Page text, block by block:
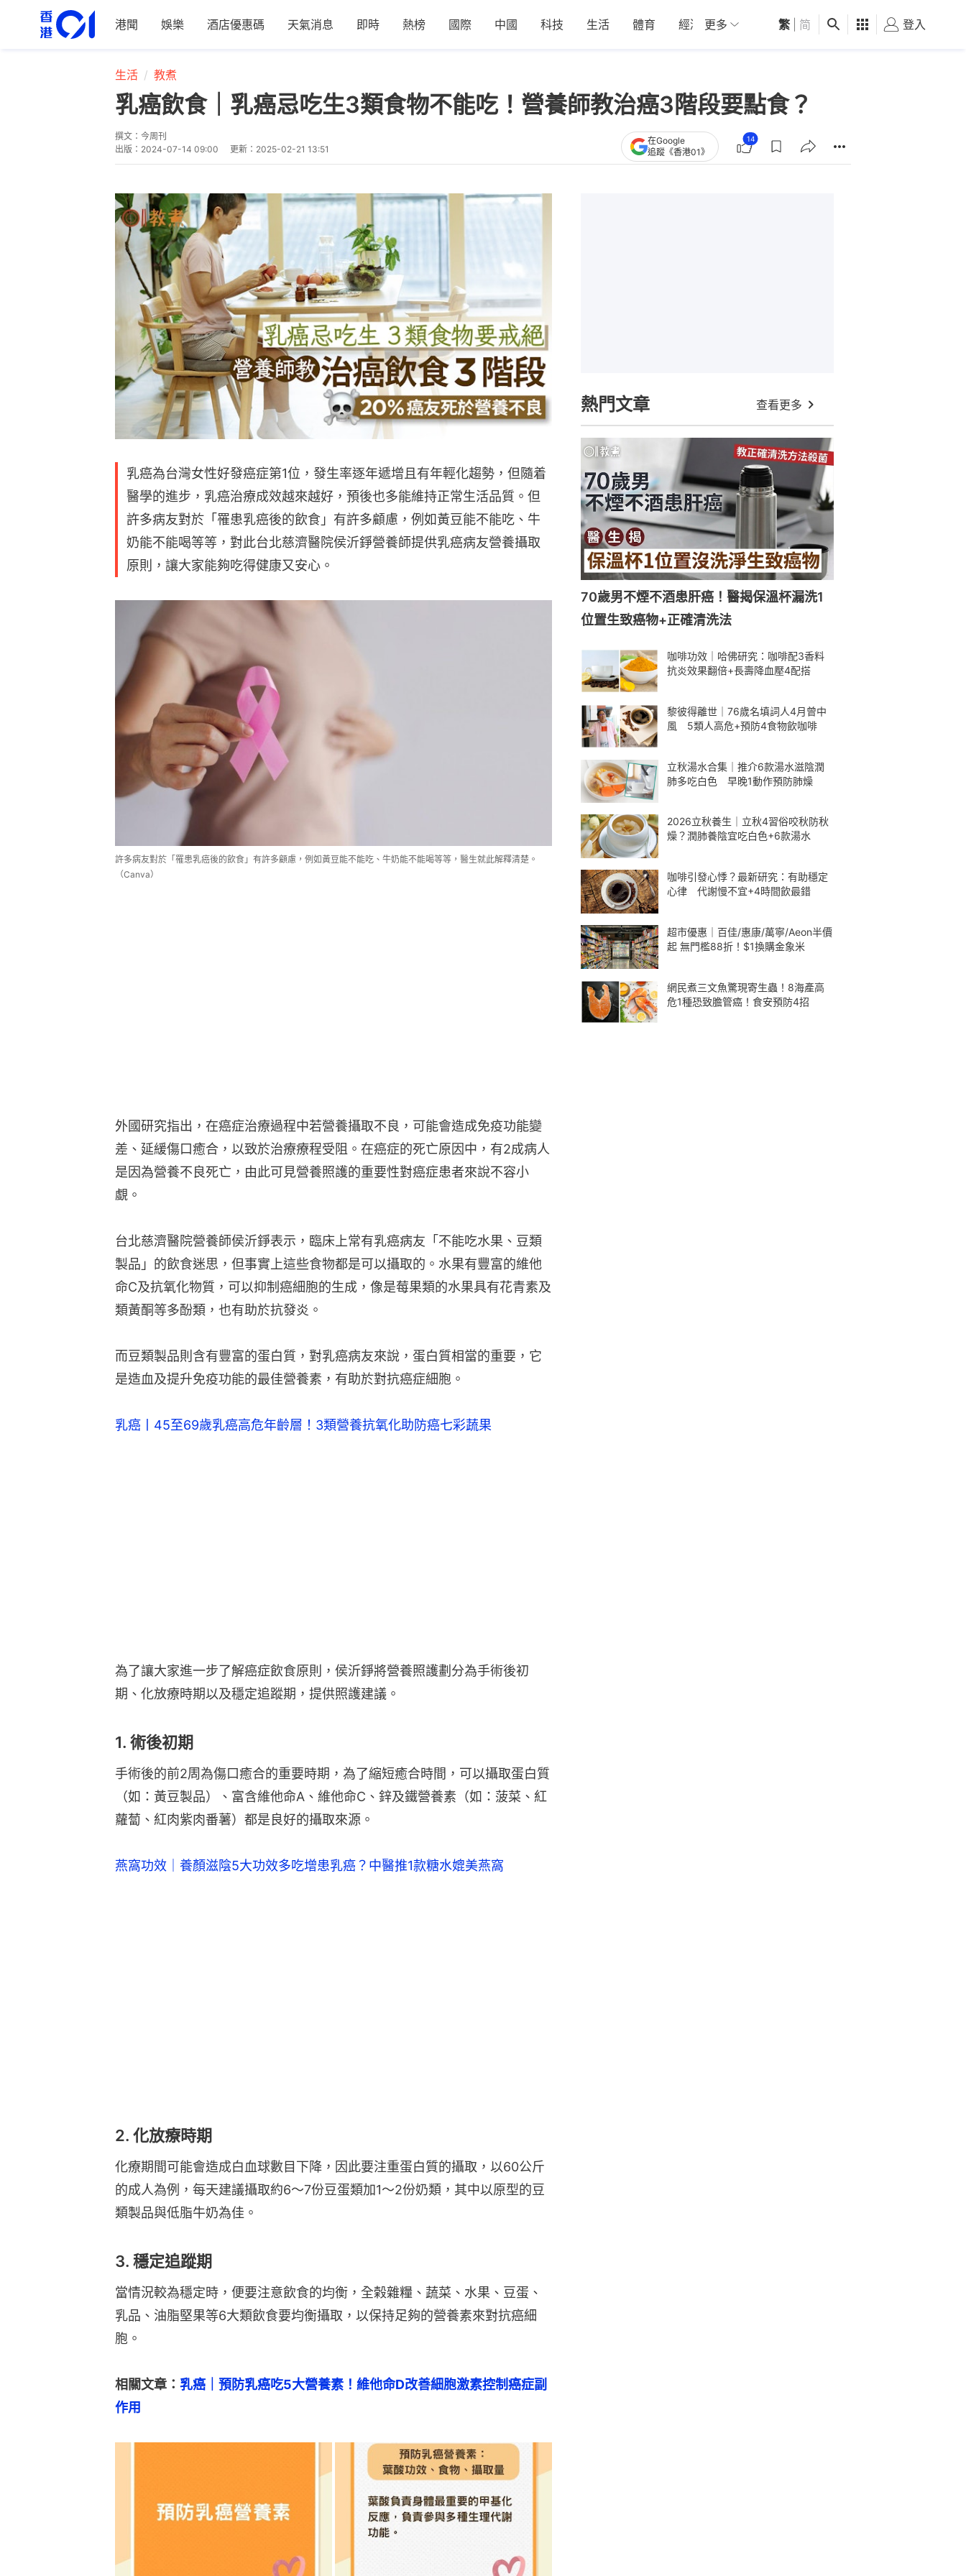
港聞 娛樂 酒店優惠碼 天氣消息 即時 熱榜 國際 中國 科技 生活 體育 經濟 01深圳 觀點 健康 好食玩飛
更多 繁 简 登入
生活 教煮
乳癌飲食｜乳癌忌吃生3類食物不能吃！營養師教治癌3階段要點食？
撰文： 今周刊
出版： 2024-07-14 09:00 更新： 2025-02-21 13:51
在Google
追蹤《香港01》
14
乳癌為台灣女性好發癌症第1位，發生率逐年遞增且有年輕化趨勢，但隨着
醫學的進步，乳癌治療成效越來越好，預後也多能維持正常生活品質。但
許多病友對於「罹患乳癌後的飲食」有許多顧慮，例如黃豆能不能吃、牛
奶能不能喝等等，對此台北慈濟醫院侯沂錚營養師提供乳癌病友營養攝取
原則，讓大家能夠吃得健康又安心。
許多病友對於「罹患乳癌後的飲食」有許多顧慮，例如黃豆能不能吃、牛奶能不能喝等等，醫生就此解釋清楚。
（Canva）
外國研究指出，在癌症治療過程中若營養攝取不良，可能會造成免疫功能變
差、延緩傷口癒合，以致於治療療程受阻。在癌症的死亡原因中，有2成病人
是因為營養不良死亡，由此可見營養照護的重要性對癌症患者來說不容小
覷。
台北慈濟醫院營養師侯沂錚表示，臨床上常有乳癌病友「不能吃水果、豆類
製品」的飲食迷思，但事實上這些食物都是可以攝取的。水果有豐富的維他
命C及抗氧化物質，可以抑制癌細胞的生成，像是莓果類的水果具有花青素及
類黃酮等多酚類，也有助於抗發炎。
而豆類製品則含有豐富的蛋白質，對乳癌病友來說，蛋白質相當的重要，它
是造血及提升免疫功能的最佳營養素，有助於對抗癌症細胞。
乳癌丨45至69歲乳癌高危年齡層！3類營養抗氧化助防癌七彩蔬果
為了讓大家進一步了解癌症飲食原則，侯沂錚將營養照護劃分為手術後初
期、化放療時期以及穩定追蹤期，提供照護建議。
1. 術後初期
手術後的前2周為傷口癒合的重要時期，為了縮短癒合時間，可以攝取蛋白質
（如：黃豆製品）、富含維他命A、維他命C、鋅及鐵營養素（如：菠菜、紅
蘿蔔、紅肉紫肉番薯）都是良好的攝取來源。
燕窩功效｜養顏滋陰5大功效多吃增患乳癌？中醫推1款糖水媲美燕窩
2. 化放療時期
化療期間可能會造成白血球數目下降，因此要注重蛋白質的攝取，以60公斤
的成人為例，每天建議攝取約6～7份豆蛋類加1～2份奶類，其中以原型的豆
類製品與低脂牛奶為佳。
3. 穩定追蹤期
當情況較為穩定時，便要注意飲食的均衡，全榖雜糧、蔬菜、水果、豆蛋、
乳品、油脂堅果等6大類飲食要均衡攝取，以保持足夠的營養素來對抗癌細
胞。
相關文章： 乳癌｜預防乳癌吃5大營養素！維他命D改善細胞激素控制癌症副
作用
熱門文章 查看更多
70歲男不煙不酒患肝癌！醫揭保溫杯漏洗1
位置生致癌物+正確清洗法
咖啡功效｜哈佛研究：咖啡配3香料
抗炎效果翻倍+長壽降血壓4配搭
黎彼得離世｜76歲名填詞人4月曾中
風 5類人高危+預防4食物飲咖啡
立秋湯水合集｜推介6款湯水滋陰潤
肺多吃白色 早晚1動作預防肺燥
2026立秋養生｜立秋4習俗咬秋防秋
燥？潤肺養陰宜吃白色+6款湯水
咖啡引發心悸？最新研究：有助穩定
心律 代謝慢不宜+4時間飲最錯
超市優惠｜百佳/惠康/萬寧/Aeon半價
起 無門檻88折！$1換購金象米
網民煮三文魚驚現寄生蟲！8海產高
危1種恐致膽管癌！食安預防4招